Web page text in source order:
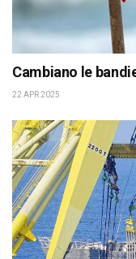
Cambiano le
22 APR 2025